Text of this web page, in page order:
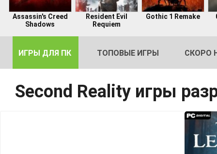
Assassin's Creed
Shadows
Resident Evil
Requiem
Gothic 1 Remake
ИГРЫ ДЛЯ ПК ТОПОВЫЕ ИГРЫ СКОРО
Second Reality игры